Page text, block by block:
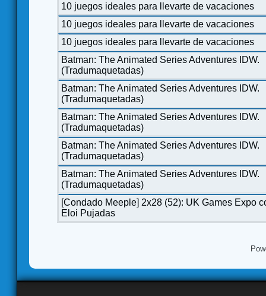
10 juegos ideales para llevarte de vacaciones
10 juegos ideales para llevarte de vacaciones
10 juegos ideales para llevarte de vacaciones
Batman: The Animated Series Adventures IDW.
(Tradumaquetadas)
Batman: The Animated Series Adventures IDW.
(Tradumaquetadas)
Batman: The Animated Series Adventures IDW.
(Tradumaquetadas)
Batman: The Animated Series Adventures IDW.
(Tradumaquetadas)
Batman: The Animated Series Adventures IDW.
(Tradumaquetadas)
[Condado Meeple] 2x28 (52): UK Games Expo
Eloi Pujadas